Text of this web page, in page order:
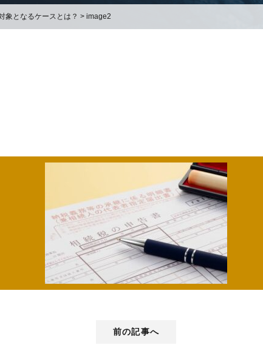
象となるケースとは？ > image2
前の記事へ